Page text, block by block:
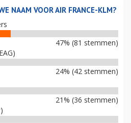
NAAM VOOR AIR FRANCE-KLM?
47% (81 stemmen)
24% (42 stemmen)
21% (36 stemmen)